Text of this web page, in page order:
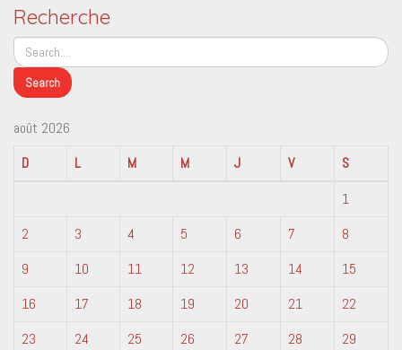
Recherche
août 2026
D
L M M J V
S
1
2
3 4 5 6 7
8
9
10 11 12 13 14
15
16
17 18 19 20 21
22
23
24 25 26 27 28
29